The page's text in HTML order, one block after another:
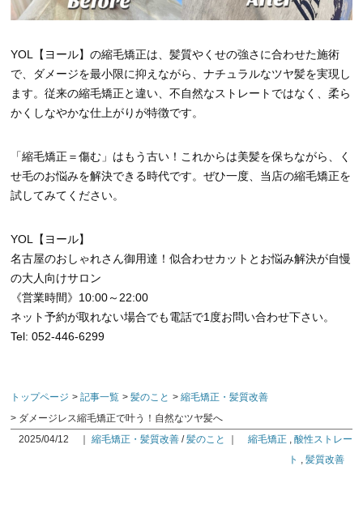
YOL【ヨール】の縮毛矯正は、髪質やくせの強さに合わせた施術
で、ダメージを最小限に抑えながら、ナチュラルなツヤ髪を実現し
ます。従来の縮毛矯正と違い、不自然なストレートではなく、柔ら
かくしなやかな仕上がりが特徴です。
「縮毛矯正＝傷む」はもう古い！これからは美髪を保ちながら、く
せ毛のお悩みを解決できる時代です。ぜひ一度、当店の縮毛矯正を
試してみてください。
YOL【ヨール】
名古屋のおしゃれさん御用達！似合わせカットとお悩み解決が自慢
の大人向けサロン
《営業時間》10:00～22:00
ネット予約が取れない場合でも電話で1度お問い合わせ下さい。
Tel: 052-446-6299
トップページ 記事一覧 髪のこと
縮毛矯正・髪質改善
ダメージレス縮毛矯正で叶う！自然なツヤ髪へ
2025/04/12
｜ 縮毛矯正・髪質改善/髪のこと ｜ 縮毛矯正 , 酸性ストレー
ト , 髪質改善